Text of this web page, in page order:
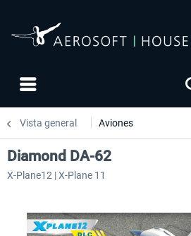
Vista general Aviones
Diamond DA-62
X-Plane12 | X-Plane 11